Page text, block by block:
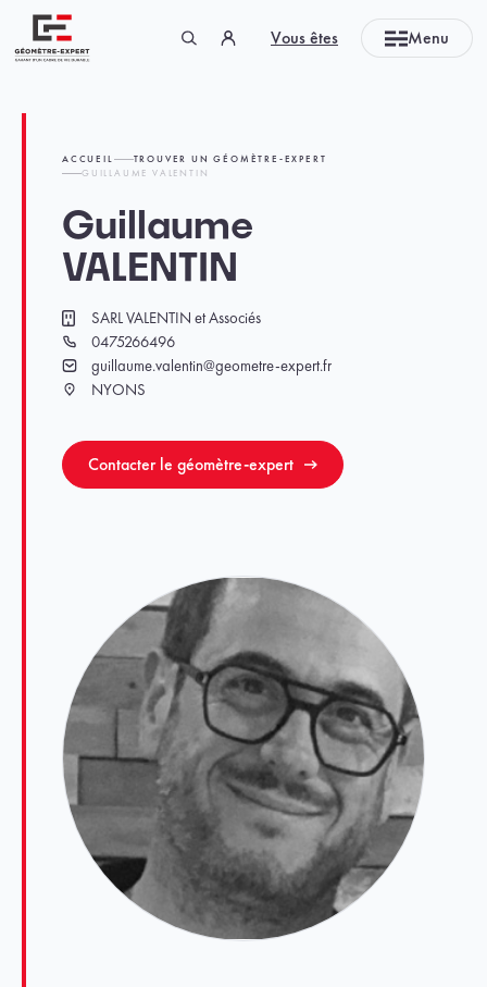
Vous êtes Menu
ACCUEIL
TROUVER UN GÉOMÈTRE-EXPERT
GUILLAUME VALENTIN
Guillaume
VALENTIN
CabinetSARL VALENTIN et Associés
Téléphone0475266496
Emailguillaume.valentin@geometre-expert.fr
Ville
NYONS
Contacter le géomètre-expert
Panneau de gestion des cookies